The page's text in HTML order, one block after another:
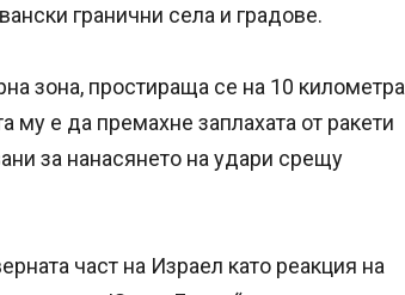
гранични села и градове.
зона, простираща се на 10 километра
му е да премахне заплахата от ракети
за нанасянето на удари срещу
част на Израел като реакция на